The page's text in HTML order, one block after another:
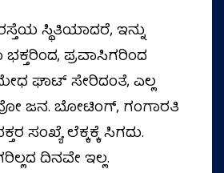
ಸ್ಥಿತಿಯಾದರೆ, ಇನ್ನು
ಪ್ರವಾಸಿಗರಿಂದ
ಘಾಟ್‌ ಸೇರಿದಂತೆ, ಎಲ್ಲ
ಜನ. ಬೋಟಿಂಗ್‌, ಗಂಗಾರತಿ
ಸಂಖ್ಯೆ ಲೆಕ್ಕಕ್ಕೆ ಸಿಗದು.
ದಿನವೇ ಇಲ್ಲ.